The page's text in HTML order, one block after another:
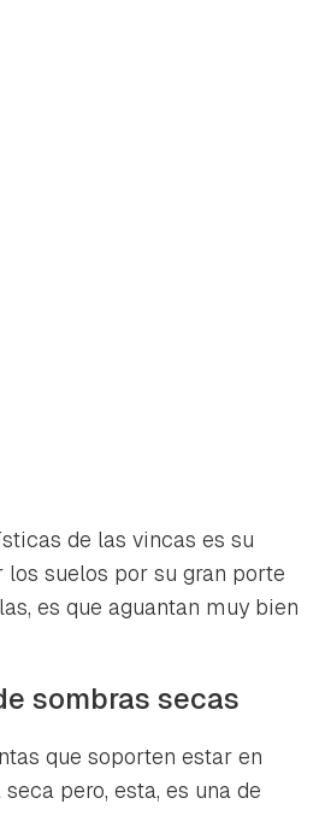
de las vincas es su
suelos por su gran porte
es que aguantan muy bien
sombras secas
que soporten estar en
pero, esta, es una de